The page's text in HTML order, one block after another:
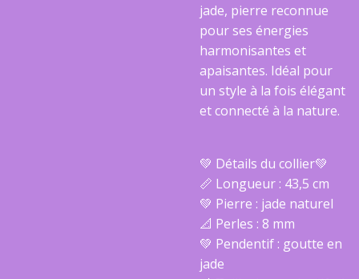
jade, pierre reconnue
pour ses énergies
harmonisantes et
apaisantes. Idéal pour
un style à la fois élégant
et connecté à la nature.
💚 Détails du collier💚
📏 Longueur : 43,5 cm
💚 Pierre : jade naturel
📐 Perles : 8 mm
💚 Pendentif : goutte en
jade